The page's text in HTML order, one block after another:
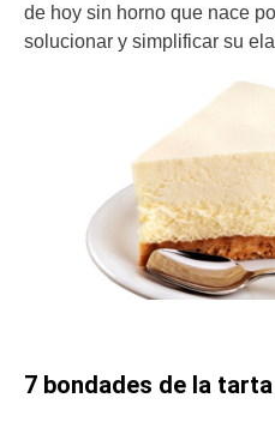
de hoy sin horno que nace
solucionar y simplificar su
7 bondades de la